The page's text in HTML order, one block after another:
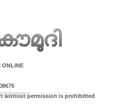
ONLINE
without permission is prohibitted